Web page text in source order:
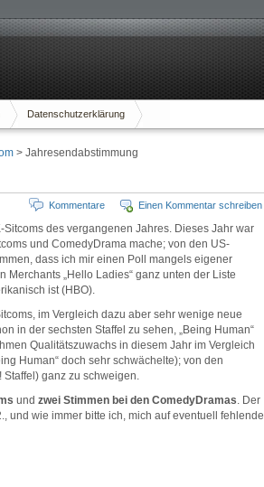
Datenschutzerklärung
> Jahresendabstimmung
Einen Kommentar schreiben
Kommentare
des vergangenen Jahres. Dieses Jahr war
und ComedyDrama mache; von den US-
dass ich mir einen Poll mangels eigener
„Hello Ladies“ ganz unten der Liste
ist (HBO).
im Vergleich dazu aber sehr wenige neue
in der sechsten Staffel zu sehen, „Being Human“
Qualitätszuwachs in diesem Jahr im Vergleich
Human“ doch sehr schwächelte); von den
Staffel) ganz zu schweigen.
und zwei Stimmen bei den ComedyDramas. Der
und wie immer bitte ich, mich auf eventuell fehlende